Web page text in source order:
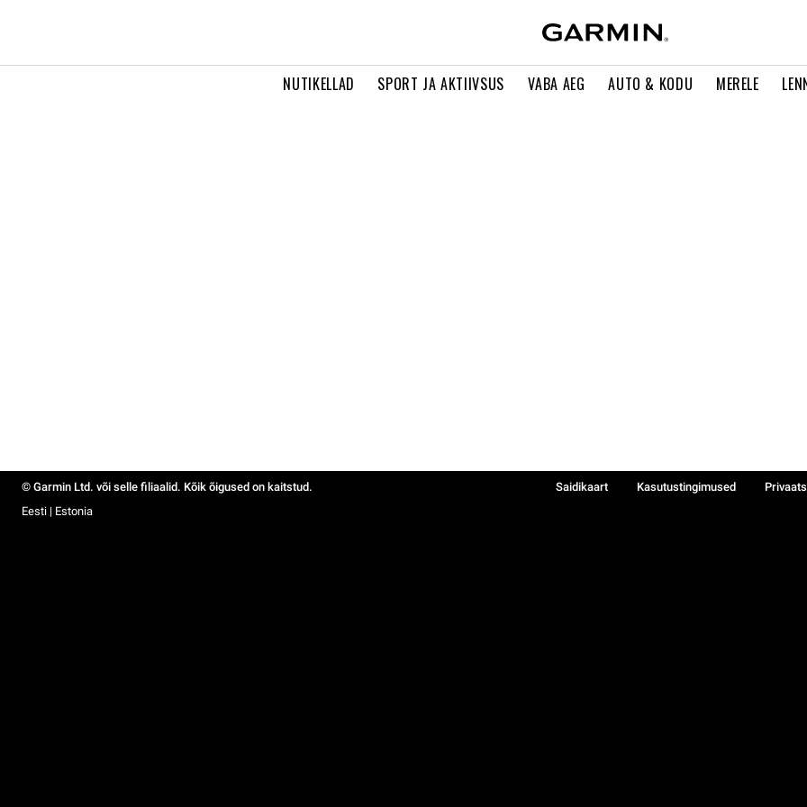
NUTIKELLAD SPORT JA AKTIIVSUS VABA AEG AUTO & KODU MERELE
© Garmin Ltd. või selle filiaalid. Kõik õigused on kaitstud. Saidikaart Kasutustingimused
Eesti | Estonia